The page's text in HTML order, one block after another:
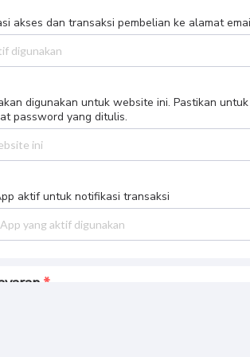
akses dan transaksi pembelian ke alamat
digunakan untuk website ini. Pastikan untuk
password yang ditulis.
aktif untuk notifikasi transaksi